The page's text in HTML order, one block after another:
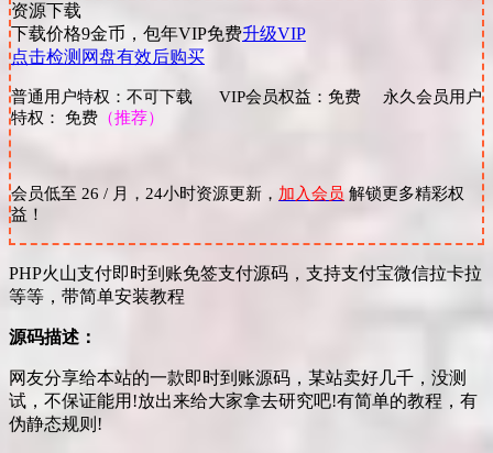
资源下载
下载价格9金币，包年VIP免费升级VIP
点击检测网盘有效后购买
普通用户特权：不可下载 VIP会员权益：免费 永久会员用户
特权： 免费 （推荐）
会员低至 26 / 月，24小时资源更新， 加入会员 解锁更多精彩权
益！
PHP火山支付即时到账免签支付源码，支持支付宝微信拉卡拉
等等，带简单安装教程
源码描述：
网友分享给本站的一款即时到账源码，某站卖好几千，没测
试，不保证能用!放出来给大家拿去研究吧!有简单的教程，有
伪静态规则!